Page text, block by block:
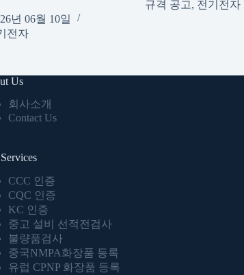
년 06월 10일
전자
규격 공고, 전기전자
Us
회사소개
Contact Us
CCC 인증
CQC 인증
KC 인증
중고 설비 선적전검사
불량품검사
중국NMPA화장품 등록
유럽 CPNP 화장품 등록